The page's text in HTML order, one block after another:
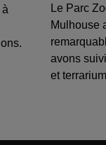
Le Parc
Mulhouse
avons
et